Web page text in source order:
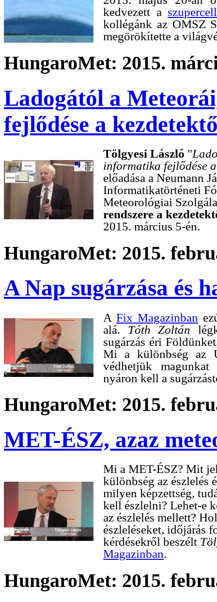
kedvezett a
kollégánk az OMSZ
megörökítette a
HungaroMet: 2015.
Ladogától a
fejlődése a
Tölgyesi László "
informatika fejlődése
előadása a Neumann
Informatikatörténeti
Meteorológiai
rendszere a
2015. március 5-én.
HungaroMet: 2015.
A Nap sugárzása és
A Fix Magazinban
alá. Tóth Zoltán
sugárzás éri
Mi a különbség az
védhetjük
nyáron kell a
HungaroMet: 2015.
MET-ÉSZ, azaz
Mi a MET-ÉSZ? Mit
különbség az észlelés
milyen képzettség,
kell észlelni? Lehet-e
az észlelés mellett?
észleléseket, időjárás
kérdésekről beszélt
Magazinban.
HungaroMet: 2015.